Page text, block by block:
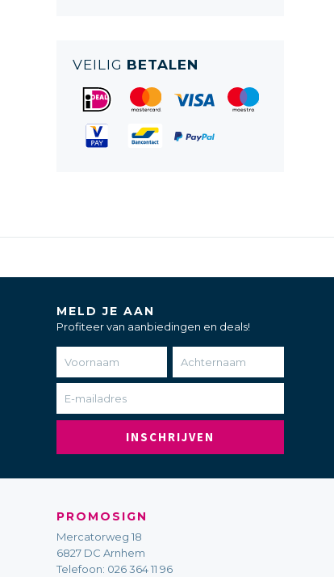
VEILIG BETALEN
MELD JE AAN
Profiteer van aanbiedingen en deals!
INSCHRIJVEN
PROMOSIGN
Mercatorweg 18
6827 DC Arnhem
Telefoon: 026 364 11 96